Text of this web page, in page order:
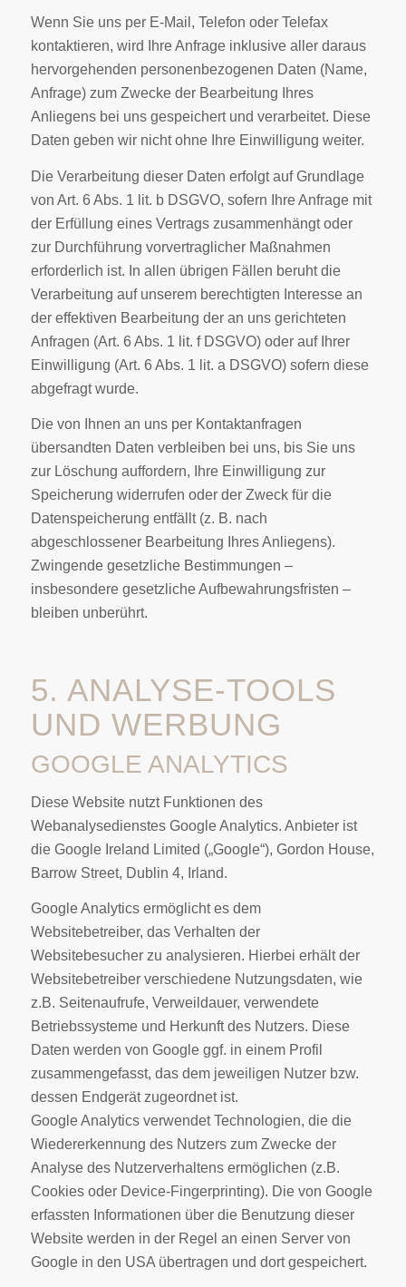
Wenn Sie uns per E-Mail, Telefon oder Telefax
kontaktieren, wird Ihre Anfrage inklusive aller daraus
hervorgehenden personenbezogenen Daten (Name,
Anfrage) zum Zwecke der Bearbeitung Ihres
Anliegens bei uns gespeichert und verarbeitet. Diese
Daten geben wir nicht ohne Ihre Einwilligung weiter.
Die Verarbeitung dieser Daten erfolgt auf Grundlage
von Art. 6 Abs. 1 lit. b DSGVO, sofern Ihre Anfrage mit
der Erfüllung eines Vertrags zusammenhängt oder
zur Durchführung vorvertraglicher Maßnahmen
erforderlich ist. In allen übrigen Fällen beruht die
Verarbeitung auf unserem berechtigten Interesse an
der effektiven Bearbeitung der an uns gerichteten
Anfragen (Art. 6 Abs. 1 lit. f DSGVO) oder auf Ihrer
Einwilligung (Art. 6 Abs. 1 lit. a DSGVO) sofern diese
abgefragt wurde.
Die von Ihnen an uns per Kontaktanfragen
übersandten Daten verbleiben bei uns, bis Sie uns
zur Löschung auffordern, Ihre Einwilligung zur
Speicherung widerrufen oder der Zweck für die
Datenspeicherung entfällt (z. B. nach
abgeschlossener Bearbeitung Ihres Anliegens).
Zwingende gesetzliche Bestimmungen –
insbesondere gesetzliche Aufbewahrungsfristen –
bleiben unberührt.
5. ANALYSE-TOOLS
UND WERBUNG
GOOGLE ANALYTICS
Diese Website nutzt Funktionen des
Webanalysedienstes Google Analytics. Anbieter ist
die Google Ireland Limited („Google“), Gordon House,
Barrow Street, Dublin 4, Irland.
Google Analytics ermöglicht es dem
Websitebetreiber, das Verhalten der
Websitebesucher zu analysieren. Hierbei erhält der
Websitebetreiber verschiedene Nutzungsdaten, wie
z.B. Seitenaufrufe, Verweildauer, verwendete
Betriebssysteme und Herkunft des Nutzers. Diese
Daten werden von Google ggf. in einem Profil
zusammengefasst, das dem jeweiligen Nutzer bzw.
dessen Endgerät zugeordnet ist.
Google Analytics verwendet Technologien, die die
Wiedererkennung des Nutzers zum Zwecke der
Analyse des Nutzerverhaltens ermöglichen (z.B.
Cookies oder Device-Fingerprinting). Die von Google
erfassten Informationen über die Benutzung dieser
Website werden in der Regel an einen Server von
Google in den USA übertragen und dort gespeichert.